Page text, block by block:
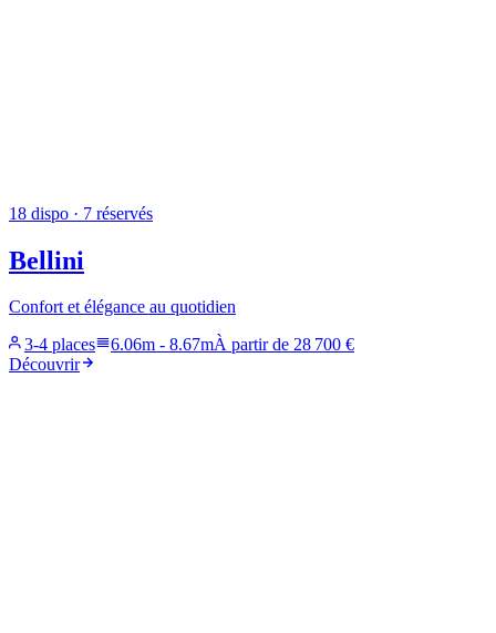
18 dispo · 7 réservés
Bellini
Confort et élégance au quotidien
3-4 places
6.06m - 8.67mÀ partir de 28 700 €
Découvrir